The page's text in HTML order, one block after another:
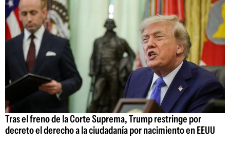
Tras el freno de la Corte Suprema, Trump restringe por
decreto el derecho a la ciudadanía por nacimiento en EEUU